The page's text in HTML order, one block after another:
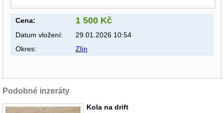
Cena: 1 500 Kč
Datum vložení:
29.01.2026 10:54
Okres:
Zlín
Podobné inzeráty
Kola na drift